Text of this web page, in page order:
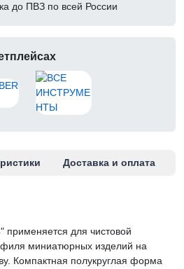
до ПВЗ по всей России
Доставка и оплата
применяется для чистовой
миниатюрных изделий на
Компактная полукруглая форма